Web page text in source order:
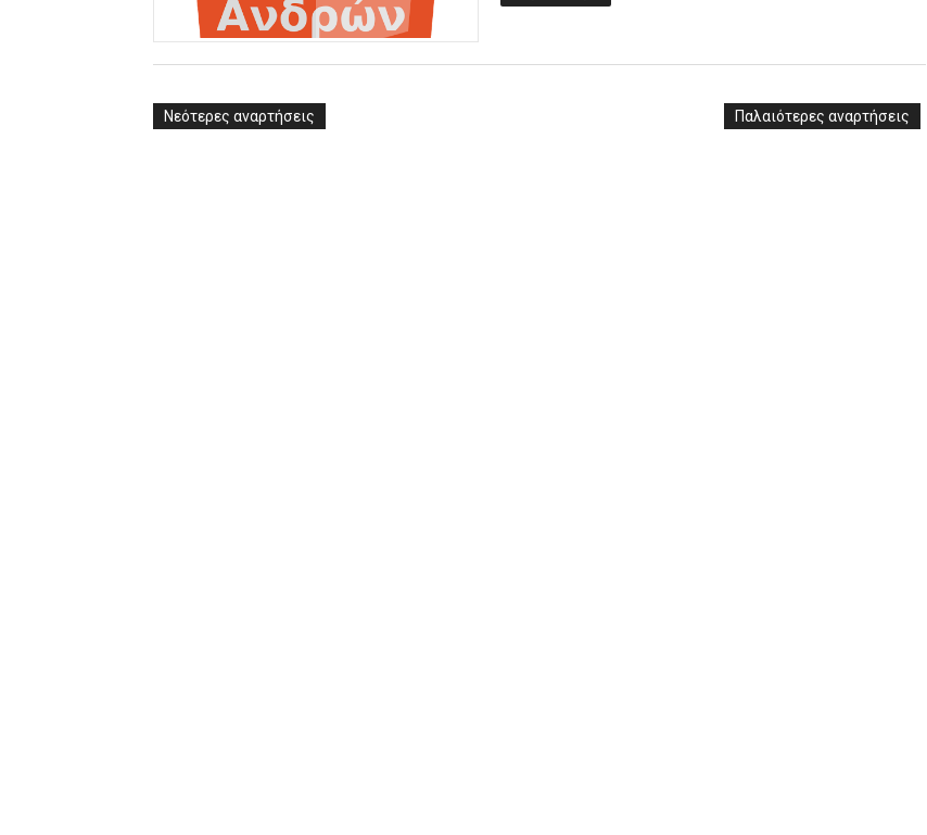
ΧΡΟΝΙΑ ΠΟΛΛΑ ΣΤΟ ΕΛΛΗΝΙΚΟ ΜΠΑΣΚΕΤ : 39Η ΕΠΕΤΕΙΟΣ ΑΠΟ ΤΟ ΕΠΟΣ ΤΟΥ 1987
Ο δρόμος για τον 29ο τελικό κυπέλλου ανδρών ΕΣΚΑΝΑ Μανδραϊκός Προοδευτική στο
U21: Τεράστια πρόκριση για τον Πανελευσινιακό στον τελικό αύριο με Αρετσού (το
Γ΄ανδρών play offs : "Σκληρό" καρύδι η Φιλία Περάματος έφερε την σειρά στα ίσια (1-1)
Νεότερες αναρτήσεις Παλαιότερες αναρτήσεις